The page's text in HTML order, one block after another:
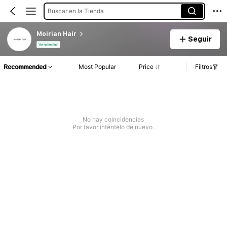
Buscar en la Tienda
Moirian Hair
Vendedor
Seguir
Recommended Most Popular Price Filtros
No hay coincidencias
Por favor inténtelo de nuevo.